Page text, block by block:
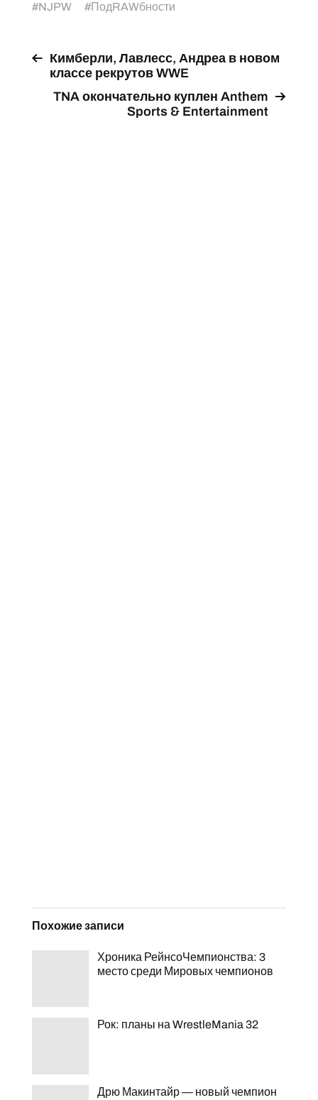
#NJPW #ПодRAWбности
Кимберли, Лавлесс, Андреа в новом
классе рекрутов WWE
TNA окончательно куплен Anthem
Sports & Entertainment
Похожие записи
Хроника РейнсоЧемпионства: 3
место среди Мировых чемпионов
Рок: планы на WrestleMania 32
Дрю Макинтайр — новый чемпион